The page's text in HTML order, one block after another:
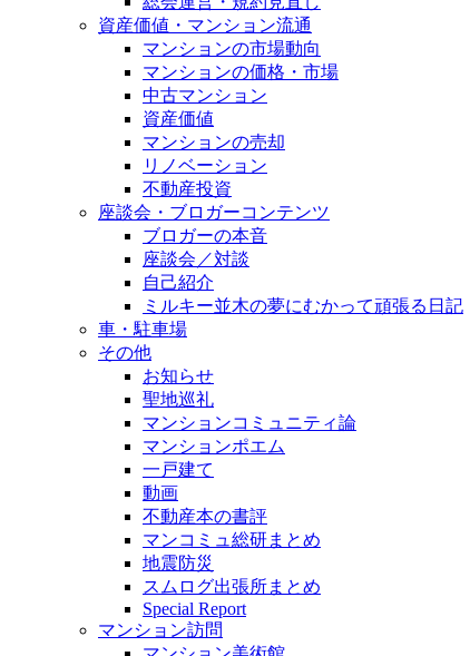
資産価値・マンション流通
マンションの市場動向
マンションの価格・市場
中古マンション
資産価値
マンションの売却
リノベーション
不動産投資
座談会・ブロガーコンテンツ
ブロガーの本音
座談会／対談
自己紹介
ミルキー並木の夢にむかって頑張る日記
車・駐車場
その他
お知らせ
聖地巡礼
マンションコミュニティ論
マンションポエム
一戸建て
動画
不動産本の書評
マンコミュ総研まとめ
地震防災
スムログ出張所まとめ
Special Report
マンション訪問